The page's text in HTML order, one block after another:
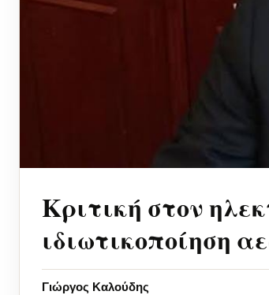
Κριτική στον
ιδιωτικοποίηση
Γιώργος Καλούδης